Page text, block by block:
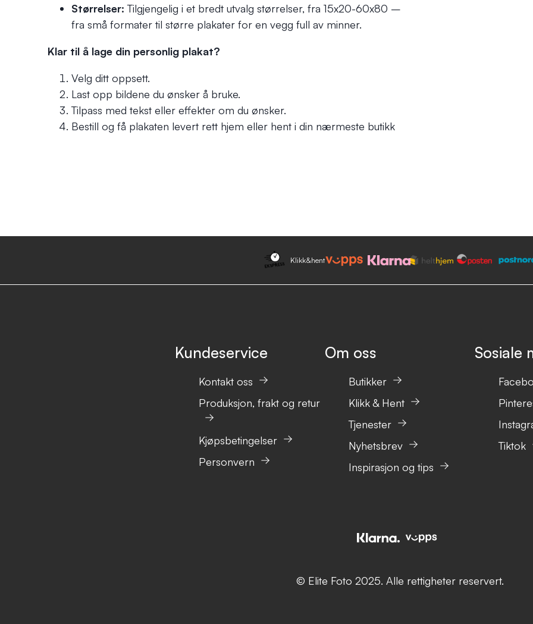
Størrelser: Tilgjengelig i et bredt utvalg størrelser, fra 15x20-60x80 –
fra små formater til større plakater for en vegg full av minner.
Klar til å lage din personlig plakat?
Velg ditt oppsett.
Last opp bildene du ønsker å bruke.
Tilpass med tekst eller effekter om du ønsker.
Bestill og få plakaten levert rett hjem eller hent i din nærmeste butikk
Klikk&hent
Kundeservice
Kontakt oss
Produksjon, frakt og retur
Kjøpsbetingelser
Personvern
Om oss
Butikker
Klikk & Hent
Tjenester
Nyhetsbrev
Inspirasjon og tips
Sosiale
Tiktok
© Elite Foto 2025. Alle rettigheter reservert.